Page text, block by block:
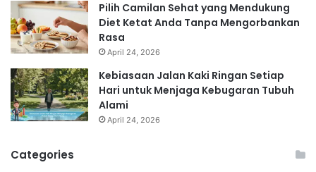
Pilih Camilan Sehat yang Mendukung
Diet Ketat Anda Tanpa Mengorbankan
Rasa
April 24, 2026
Kebiasaan Jalan Kaki Ringan Setiap
Hari untuk Menjaga Kebugaran Tubuh
Alami
April 24, 2026
Categories